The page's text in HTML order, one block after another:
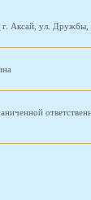
г. Аксай, ул. Дружбы,